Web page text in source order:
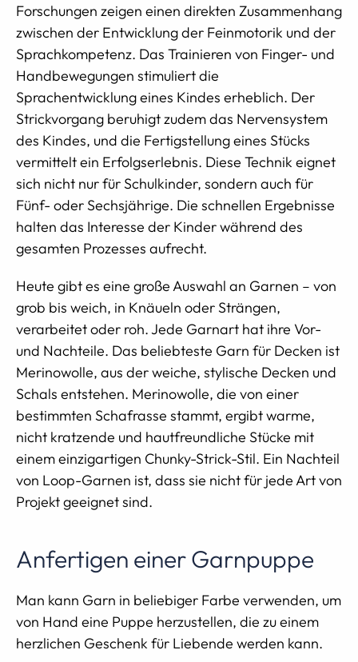
Forschungen zeigen einen direkten Zusammenhang
zwischen der Entwicklung der Feinmotorik und der
Sprachkompetenz. Das Trainieren von Finger- und
Handbewegungen stimuliert die
Sprachentwicklung eines Kindes erheblich. Der
Strickvorgang beruhigt zudem das Nervensystem
des Kindes, und die Fertigstellung eines Stücks
vermittelt ein Erfolgserlebnis. Diese Technik eignet
sich nicht nur für Schulkinder, sondern auch für
Fünf- oder Sechsjährige. Die schnellen Ergebnisse
halten das Interesse der Kinder während des
gesamten Prozesses aufrecht.
Heute gibt es eine große Auswahl an Garnen – von
grob bis weich, in Knäueln oder Strängen,
verarbeitet oder roh. Jede Garnart hat ihre Vor-
und Nachteile. Das beliebteste Garn für Decken ist
Merinowolle, aus der weiche, stylische Decken und
Schals entstehen. Merinowolle, die von einer
bestimmten Schafrasse stammt, ergibt warme,
nicht kratzende und hautfreundliche Stücke mit
einem einzigartigen Chunky-Strick-Stil. Ein Nachteil
von Loop-Garnen ist, dass sie nicht für jede Art von
Projekt geeignet sind.
Anfertigen einer Garnpuppe
Man kann Garn in beliebiger Farbe verwenden, um
von Hand eine Puppe herzustellen, die zu einem
herzlichen Geschenk für Liebende werden kann.